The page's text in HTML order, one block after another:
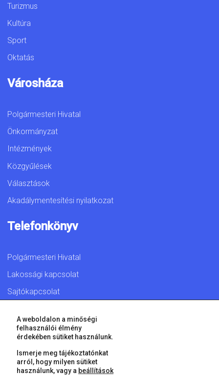
Turizmus
Kultúra
Sport
Oktatás
Városháza
Polgármesteri Hivatal
Önkormányzat
Intézmények
Közgyűlések
Választások
Akadálymentesítési nyilatkozat
Telefonkönyv
Polgármesteri Hivatal
Lakossági kapcsolat
Sajtókapcsolat
© 2026 Győr Megyei Jogú Város • Minden jog fenntartva!
A weboldalon a minőségi
felhasználói élmény
érdekében sütiket használunk.
Ismerje meg tájékoztatónkat
arról, hogy milyen sütiket
használunk, vagy a beállítások